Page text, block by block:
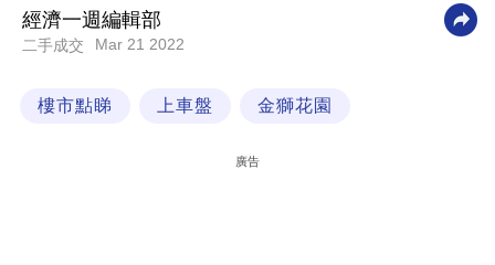
科
技
經濟一週編輯部
二手成交 Mar 21 2022
樓市點睇 上車盤 金獅花園
廣告